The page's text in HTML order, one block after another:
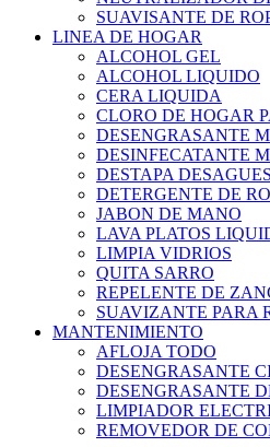
SUAVISANTE DE
LINEA DE HOGAR
ALCOHOL GEL
ALCOHOL LIQUIDO
CERA LIQUIDA
CLORO DE HOGAR
DESENGRASANTE
DESINFECATANTE
DESTAPA DESAGUES
DETERGENTE DE
JABON DE MANO
LAVA PLATOS
LIMPIA VIDRIOS
QUITA SARRO
REPELENTE DE
SUAVIZANTE PARA
MANTENIMIENTO
AFLOJA TODO
DESENGRASANTE
DESENGRASANTE
LIMPIADOR
REMOVEDOR DE